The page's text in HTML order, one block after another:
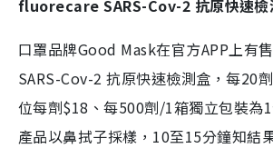
fluorecare SARS-Cov-2 抗原快速檢
口罩品牌Good Mask在官方APP上有
SARS-Cov-2 抗原快速檢測盒，每20
位每劑$18、每500劑/1箱獨立包裝為
產品以鼻拭子採樣，10至15分鐘知結